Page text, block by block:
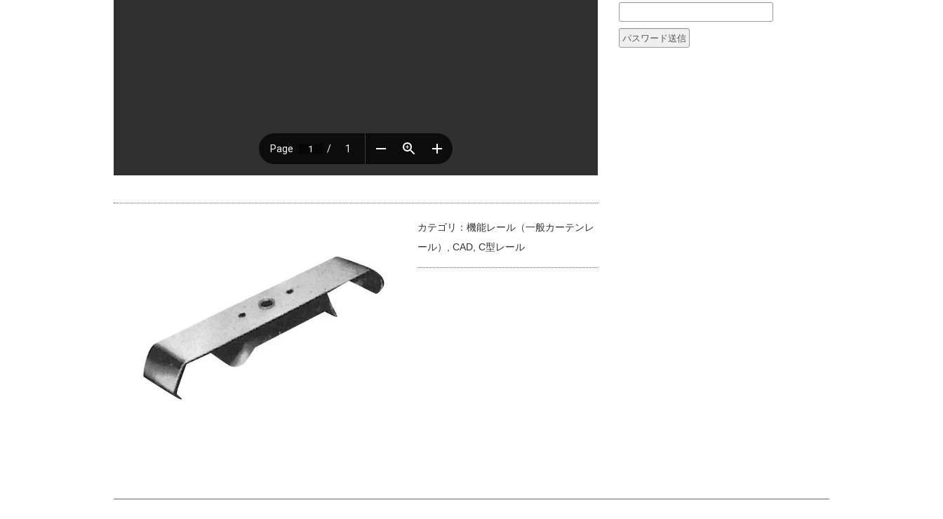
カテゴリ： 機能レール（一般カーテンレ
ール）
CAD, C型レール